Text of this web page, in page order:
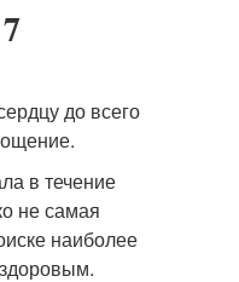
до всего
в течение
не самая
наиболее